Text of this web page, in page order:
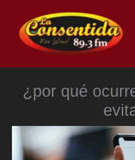
contenido
¿por qué